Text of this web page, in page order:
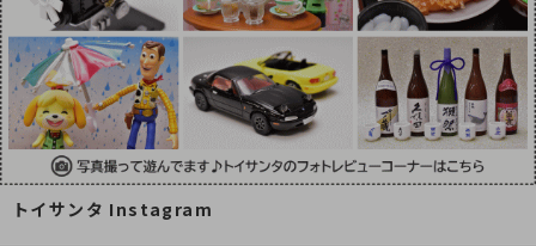
トイサンタ Instagram